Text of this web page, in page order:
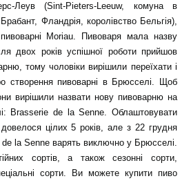
Леув (Sint-Pieters-Leeuw, комуна в
Фландрія, королівство Бельгія),
Moriau. Пивоваря мала назву
двох років успішної роботи прийшов
тому чоловіки вирішили переїхати і
створення пивоварні в Брюсселі. Щоб
вирішили назвати нову пивоварню на
Brasserie de la Senne. Облаштовувати
цілих 5 років, але з 22 грудня
la Senne варять виключно у Брюсселі.
сортів, а також сезонні сорти,
сорти. Ви можете купити пиво